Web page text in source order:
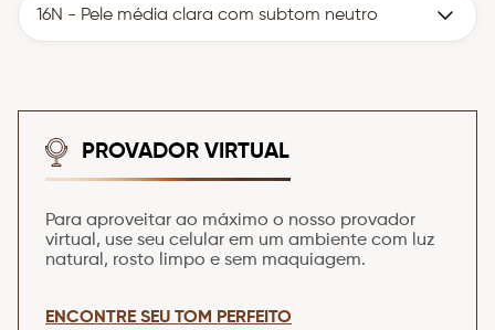
16N - Pele média clara com subtom neutro
PROVADOR VIRTUAL
Para aproveitar ao máximo o nosso provador
virtual, use seu celular em um ambiente com luz
natural, rosto limpo e sem maquiagem.
ENCONTRE SEU TOM PERFEITO
10º paleta